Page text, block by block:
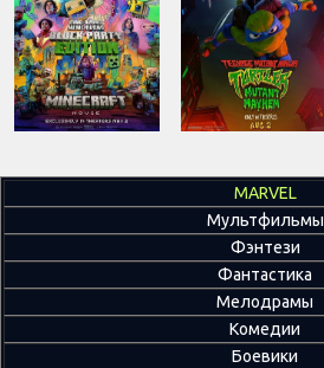
MARVEL
Мультфильмы
Фэнтези
Фантастика
Мелодрамы
Комедии
Боевики